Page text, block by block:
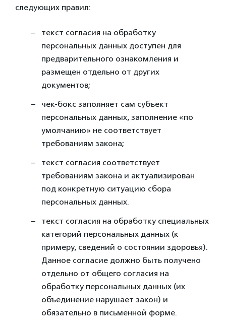
следующих правил:
текст согласия на обработку
персональных данных доступен для
предварительного ознакомления и
размещен отдельно от других
документов;
чек-бокс заполняет сам субъект
персональных данных, заполнение «по
умолчанию» не соответствует
требованиям закона;
текст согласия соответствует
требованиям закона и актуализирован
под конкретную ситуацию сбора
персональных данных.
текст согласия на обработку специальных
категорий персональных данных (к
примеру, сведений о состоянии здоровья).
Данное согласие должно быть получено
отдельно от общего согласия на
обработку персональных данных (их
объединение нарушает закон) и
обязательно в письменной форме.